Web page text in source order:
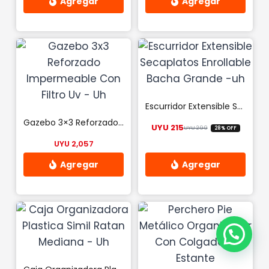
producto
tiene
múltiples
variantes.
Las
opciones
pueden
elegir
la
página
de
producto
Gazebo 3×3 Reforzado Impermeable Con Filtro Uv – Uh
UYU 2,057
Escurridor Extensible Secaplatos Enrollable Bacha Grande -uh
UYU299El precio
UYU 215 El precio actual
28% OFF